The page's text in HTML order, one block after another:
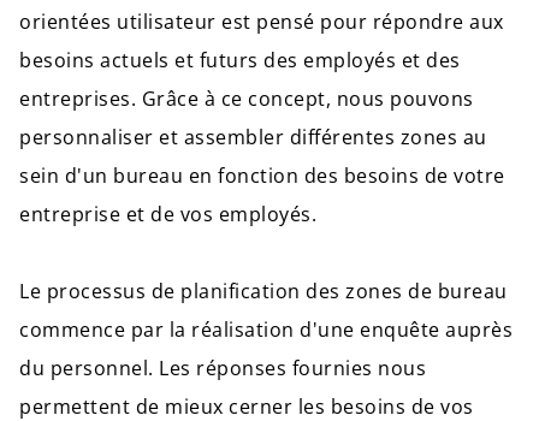
orientées utilisateur est pensé pour répondre aux
besoins actuels et futurs des employés et des
entreprises. Grâce à ce concept, nous pouvons
personnaliser et assembler différentes zones au
sein d'un bureau en fonction des besoins de votre
entreprise et de vos employés.
Le processus de planification des zones de bureau
commence par la réalisation d'une enquête auprès
du personnel. Les réponses fournies nous
permettent de mieux cerner les besoins de vos